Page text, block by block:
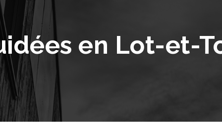
en Lot-et-